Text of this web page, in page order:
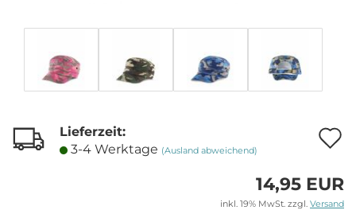
Lieferzeit:
3-4 Werktage (Ausland abweichend)
14,95 EUR
inkl. 19% MwSt. zzgl. Versand